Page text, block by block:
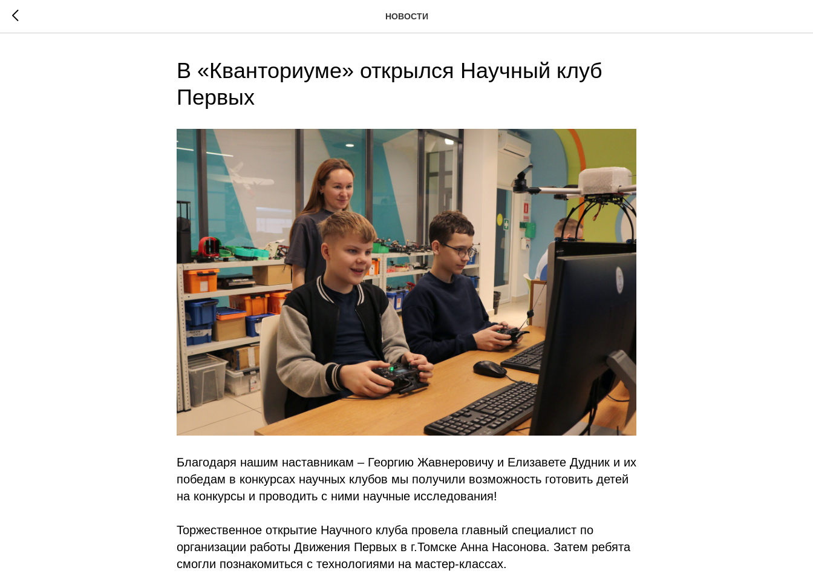
НОВОСТИ
В «Кванториуме» открылся Научный клуб
Первых
Благодаря нашим наставникам – Георгию Жавнеровичу и Елизавете Дудник и их
победам в конкурсах научных клубов мы получили возможность готовить детей
на конкурсы и проводить с ними научные исследования!
Торжественное открытие Научного клуба провела главный специалист по
организации работы Движения Первых в г.Томске Анна Насонова. Затем ребята
смогли познакомиться с технологиями на мастер-классах.